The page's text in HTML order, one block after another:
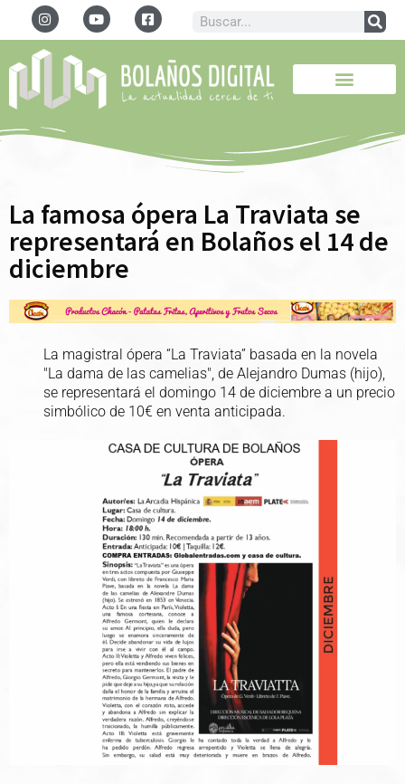
La famosa ópera La Traviata se
representará en Bolaños el 14 de
diciembre
La magistral ópera “La Traviata” basada en la novela
"La dama de las camelias", de Alejandro Dumas (hijo),
se representará el domingo 14 de diciembre a un precio
simbólico de 10€ en venta anticipada.